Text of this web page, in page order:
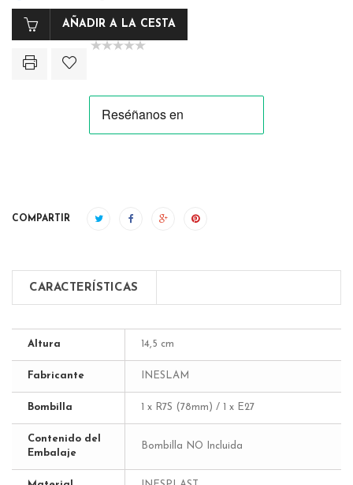
AÑADIR A LA CESTA
COMPARTIR
CARACTERÍSTICAS
Altura 14,5 cm
Fabricante INESLAM
Bombilla 1 x R7S (78mm) / 1 x E27
Contenido del
Embalaje
Bombilla NO Incluida